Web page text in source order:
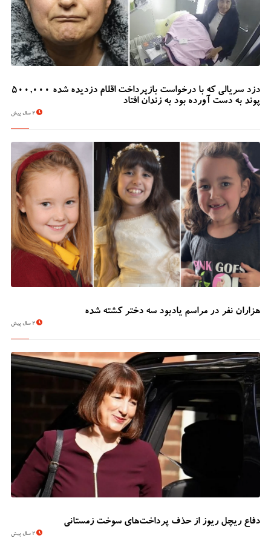
دزد سریالی که با درخواست بازپرداخت اقلام دزدیده شده 500,000
پوند به دست آورده بود به زندان افتاد
2 سال پیش
هزاران نفر در مراسم یادبود سه دختر کشته شده
2 سال پیش
دفاع ریچل ریوز از حذف پرداخت‌های سوخت زمستانی
2 سال پیش